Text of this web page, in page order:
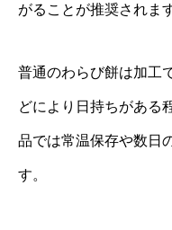
がることが推奨されま
普通のわらび餅は加工
どにより日持ちがある
品では常温保存や数日
す。